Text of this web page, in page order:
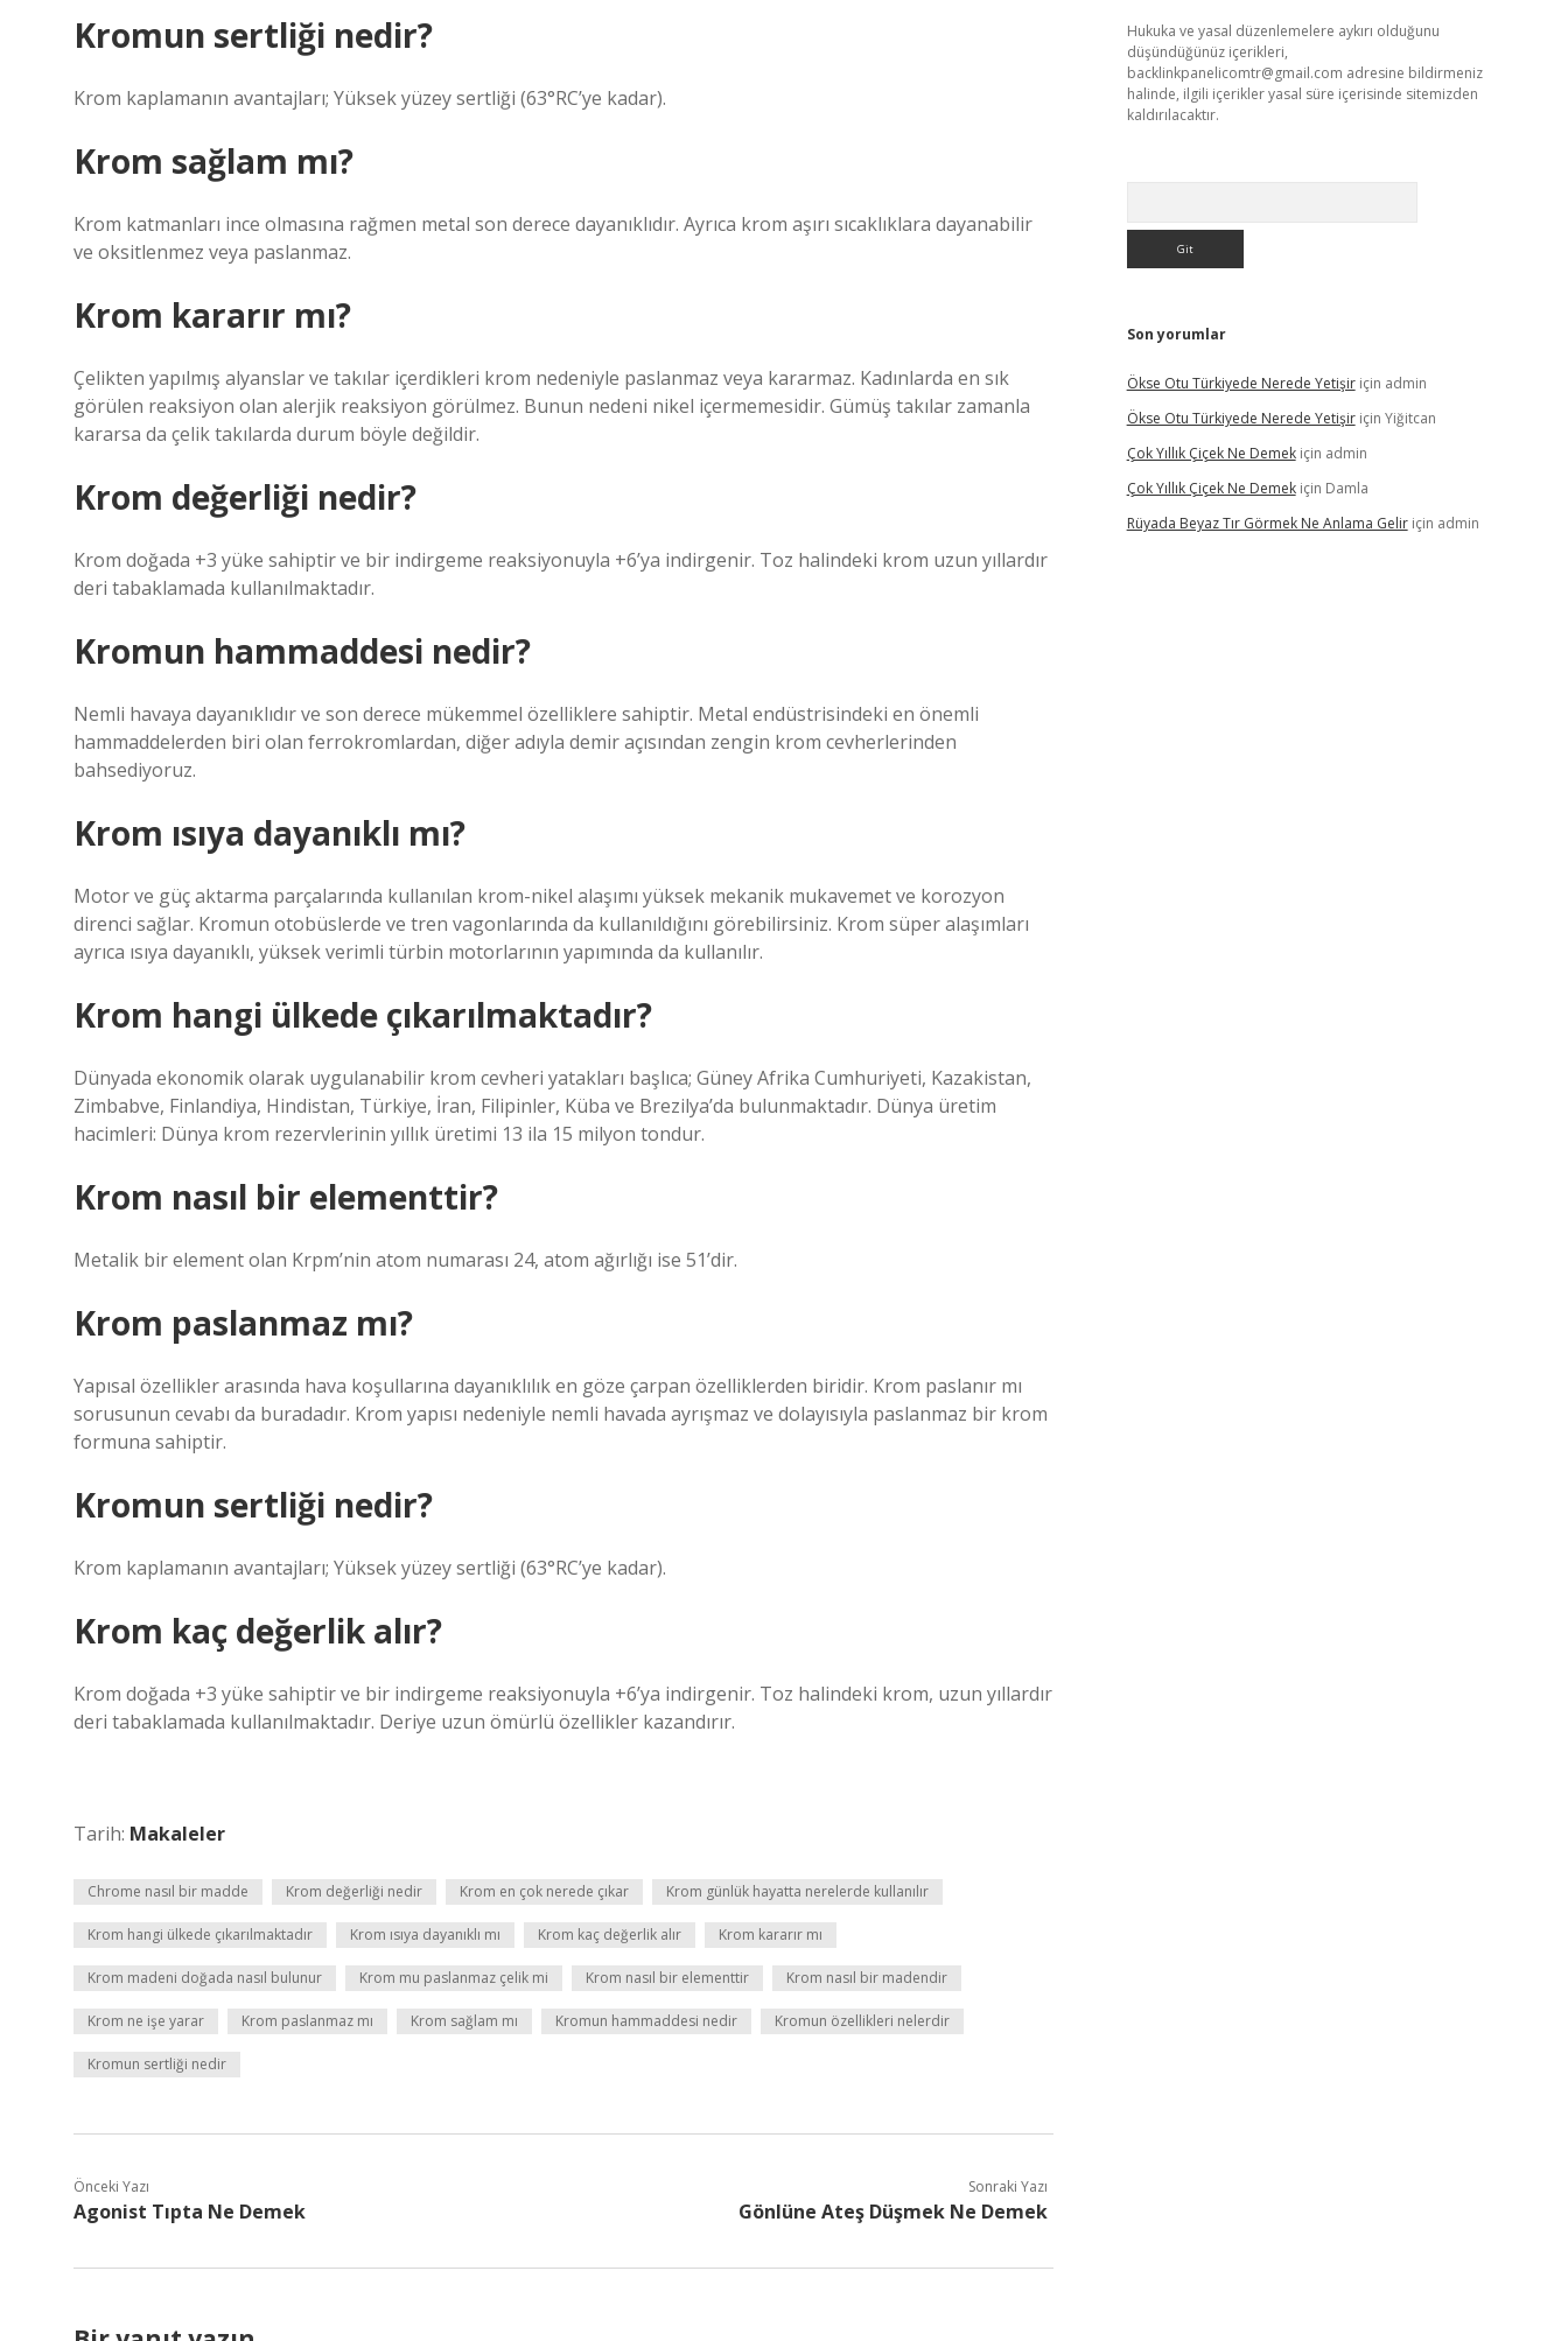
Kromun sertliği nedir?
Krom kaplamanın avantajları; Yüksek yüzey sertliği (63°RC’ye kadar).
Krom sağlam mı?
Krom katmanları ince olmasına rağmen metal son derece dayanıklıdır. Ayrıca krom aşırı sıcaklıklara dayanabilir
ve oksitlenmez veya paslanmaz.
Krom kararır mı?
Çelikten yapılmış alyanslar ve takılar içerdikleri krom nedeniyle paslanmaz veya kararmaz. Kadınlarda en sık
görülen reaksiyon olan alerjik reaksiyon görülmez. Bunun nedeni nikel içermemesidir. Gümüş takılar zamanla
kararsa da çelik takılarda durum böyle değildir.
Krom değerliği nedir?
Krom doğada +3 yüke sahiptir ve bir indirgeme reaksiyonuyla +6’ya indirgenir. Toz halindeki krom uzun yıllardır
deri tabaklamada kullanılmaktadır.
Kromun hammaddesi nedir?
Nemli havaya dayanıklıdır ve son derece mükemmel özelliklere sahiptir. Metal endüstrisindeki en önemli
hammaddelerden biri olan ferrokromlardan, diğer adıyla demir açısından zengin krom cevherlerinden
bahsediyoruz.
Krom ısıya dayanıklı mı?
Motor ve güç aktarma parçalarında kullanılan krom-nikel alaşımı yüksek mekanik mukavemet ve korozyon
direnci sağlar. Kromun otobüslerde ve tren vagonlarında da kullanıldığını görebilirsiniz. Krom süper alaşımları
ayrıca ısıya dayanıklı, yüksek verimli türbin motorlarının yapımında da kullanılır.
Krom hangi ülkede çıkarılmaktadır?
Dünyada ekonomik olarak uygulanabilir krom cevheri yatakları başlıca; Güney Afrika Cumhuriyeti, Kazakistan,
Zimbabve, Finlandiya, Hindistan, Türkiye, İran, Filipinler, Küba ve Brezilya’da bulunmaktadır. Dünya üretim
hacimleri: Dünya krom rezervlerinin yıllık üretimi 13 ila 15 milyon tondur.
Krom nasıl bir elementtir?
Metalik bir element olan Krpm’nin atom numarası 24, atom ağırlığı ise 51’dir.
Krom paslanmaz mı?
Yapısal özellikler arasında hava koşullarına dayanıklılık en göze çarpan özelliklerden biridir. Krom paslanır mı
sorusunun cevabı da buradadır. Krom yapısı nedeniyle nemli havada ayrışmaz ve dolayısıyla paslanmaz bir krom
formuna sahiptir.
Kromun sertliği nedir?
Krom kaplamanın avantajları; Yüksek yüzey sertliği (63°RC’ye kadar).
Krom kaç değerlik alır?
Krom doğada +3 yüke sahiptir ve bir indirgeme reaksiyonuyla +6’ya indirgenir. Toz halindeki krom, uzun yıllardır
deri tabaklamada kullanılmaktadır. Deriye uzun ömürlü özellikler kazandırır.
Tarih: Makaleler
Chrome nasıl bir madde Krom değerliği nedir Krom en çok nerede çıkar Krom günlük hayatta nerelerde kullanılır
Krom hangi ülkede çıkarılmaktadır Krom ısıya dayanıklı mı Krom kaç değerlik alır Krom kararır mı
Krom madeni doğada nasıl bulunur Krom mu paslanmaz çelik mi Krom nasıl bir elementtir Krom nasıl bir madendir
Krom ne işe yarar Krom paslanmaz mı Krom sağlam mı Kromun hammaddesi nedir Kromun özellikleri nelerdir
Kromun sertliği nedir
Önceki Yazı
Agonist Tıpta Ne Demek
Sonraki Yazı
Gönlüne Ateş Düşmek Ne Demek
Hukuka ve yasal düzenlemelere aykırı olduğunu
düşündüğünüz içerikleri,
backlinkpanelicomtr@gmail.com adresine bildirmeniz
halinde, ilgili içerikler yasal süre içerisinde sitemizden
kaldırılacaktır.
Son yorumlar
Ökse Otu Türkiyede Nerede Yetişiriçin admin
Ökse Otu Türkiyede Nerede Yetişiriçin Yiğitcan
Çok Yıllık Çiçek Ne Demekiçin admin
Çok Yıllık Çiçek Ne Demekiçin Damla
Rüyada Beyaz Tır Görmek Ne Anlama Geliriçin admin